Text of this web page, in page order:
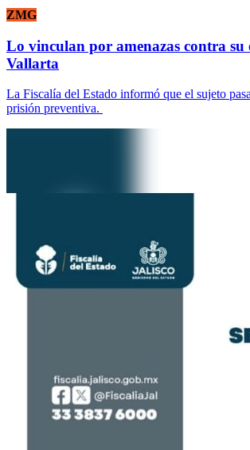
ZMG
Lo vinculan por amenazas contra su
Vallarta
La Fiscalía del Estado informó que el sujeto
prisión preventiva.